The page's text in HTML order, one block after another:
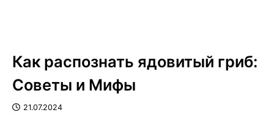
Как распознать ядовитый гриб:
Советы и Мифы
21.07.2024